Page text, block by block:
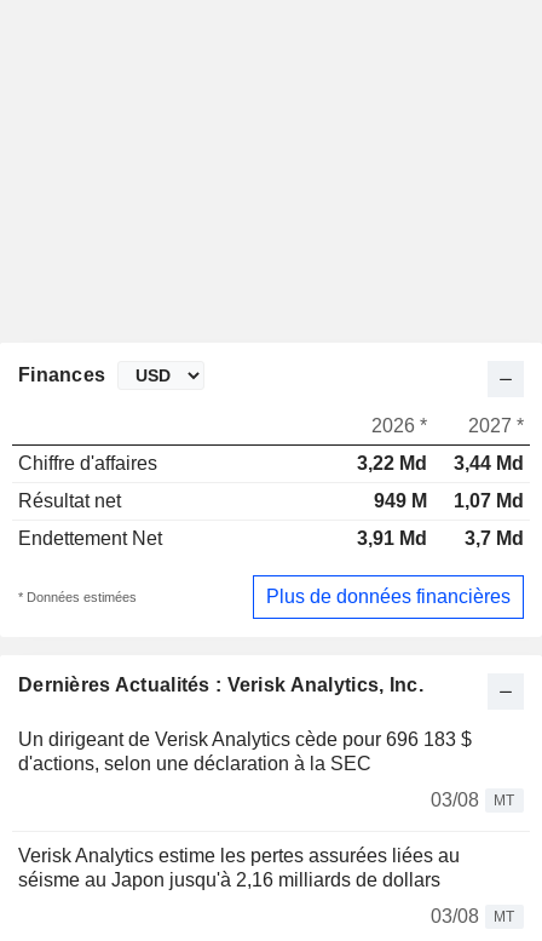
Dernières Actualités : Verisk Analytics, Inc.
Un dirigeant de Verisk Analytics cède pour 696 183 $
d'actions, selon une déclaration à la SEC
03/08
MT
Verisk Analytics estime les pertes assurées liées au
séisme au Japon jusqu'à 2,16 milliards de dollars
03/08
MT
Finances
2026 *
2027 *
Chiffre d'affaires
3,22 Md
3,44 Md
Résultat net
949 M
1,07 Md
Endettement Net
3,91 Md 3,7 Md
* Données estimées Plus de données financières